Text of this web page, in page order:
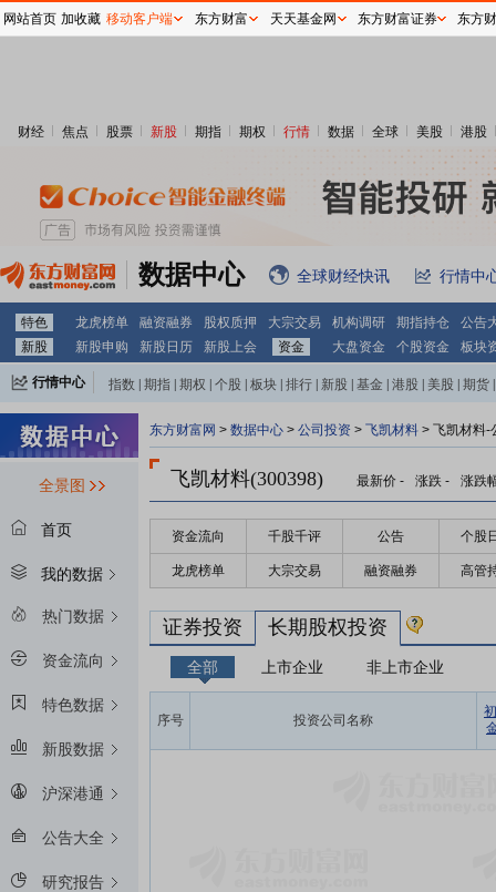
财经 焦点 股票 新股 期指 期权 行情 数据 全球 美股 港股
数据中心 全球财经快讯 行情中
特色 龙虎榜单 融资融券 股权质押 大宗交易 机构调研 期指持仓
公告
新股
新股申购 新股日历 新股上会 资金 大盘资金 个股资金 板块
行情中心 指数 期指 期权 个股 板块 排行 新股 基金 港股 美股 期货
全景图
首页
我的数据
热门数据
资金流向
特色数据
新股数据
沪深港通
公告大全
研究报告
东方财富网 > 数据中心 > 公司投资 > 飞凯材料 > 飞凯材料-
飞凯材料(300398) 最新价 - 涨跌 - 涨跌
资金流向 千股千评 公告 个股
龙虎榜单 大宗交易 融资融券 高管
证券投资 长期股权投资
全部 上市企业 非上市企业
序号 投资公司名称
网站首页 加收藏 移动客户端 东方财富 天天基金网 东方财富证券 东方